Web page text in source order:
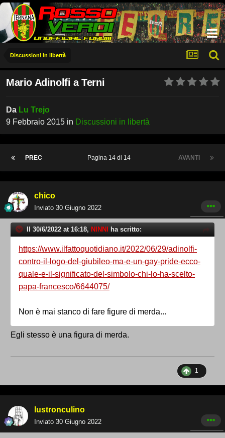
Discussioni in libertà
Mario Adinolfi a Terni
Da Lu Trejo
9 Febbraio 2015 in Discussioni in libertà
PREC AVANTI
Pagina 14 di 14
chico
Inviato 30 Giugno 2022
Il 30/6/2022 at 16:18, NINNI ha scritto:
https://www.ilfattoquotidiano.it/2022/06/29/adinolfi-
contro-il-logo-del-giubileo-ma-e-un-gay-pride-ecco-
quale-e-il-significato-del-simbolo-chi-lo-ha-scelto-
papa-francesco/6644075/
Non è mai stanco di fare figure di merda...
Egli stesso è una figura di merda.
1
lustronculino
Inviato 30 Giugno 2022